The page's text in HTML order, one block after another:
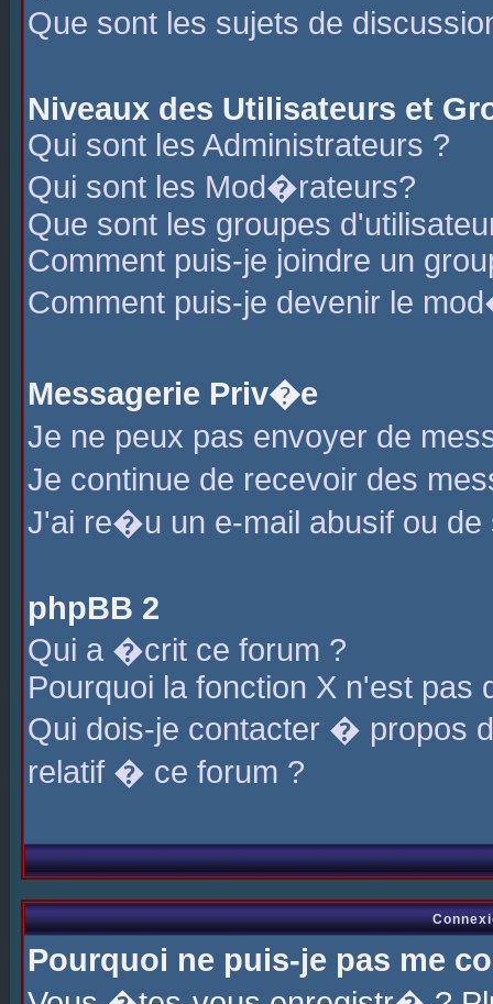
Que sont les sujets de
Niveaux des Utilisateurs et
Qui sont les Administrateurs ?
Qui sont les Mod�rateurs?
Que sont les groupes
Comment puis-je joindre un
Comment puis-je devenir le
Messagerie Priv�e
Je ne peux pas envoyer de
Je continue de recevoir des
J'ai re�u un e-mail abusif ou de
phpBB 2
Qui a �crit ce forum ?
Pourquoi la fonction X n'est pas
Qui dois-je contacter � propos
relatif � ce forum ?
Pourquoi ne puis-je pas me